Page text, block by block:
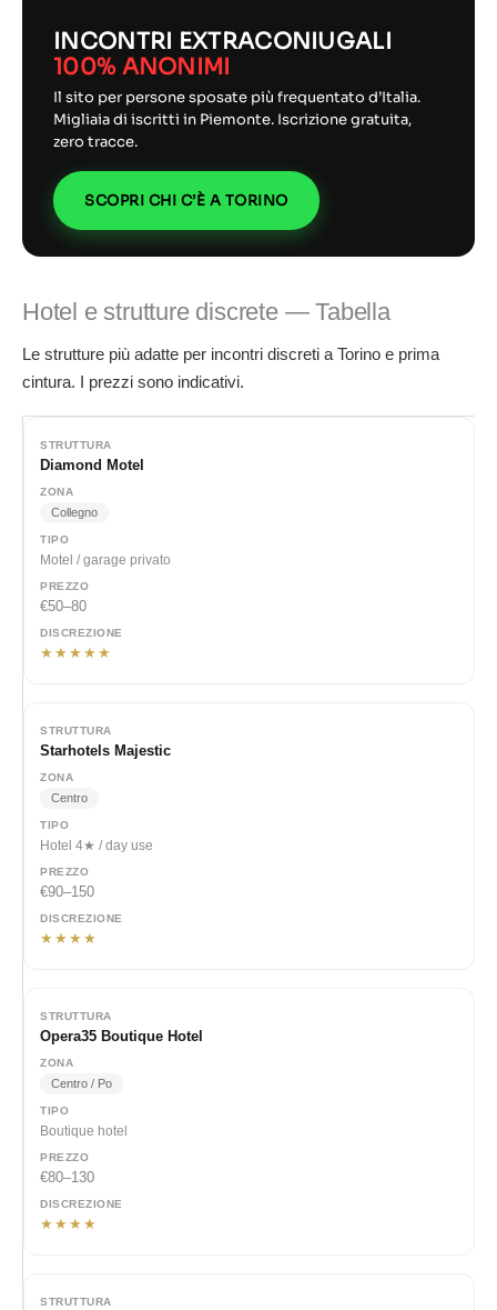
INCONTRI EXTRACONIUGALI
100% ANONIMI
Il sito per persone sposate più frequentato d’Italia.
Migliaia di iscritti in Piemonte. Iscrizione gratuita,
zero tracce.
SCOPRI CHI C’È A TORINO
Hotel e strutture discrete — Tabella
Le strutture più adatte per incontri discreti a Torino e prima
cintura. I prezzi sono indicativi.
Diamond Motel
Collegno
Motel / garage privato
€50–80
★★★★★
Starhotels Majestic
Centro
Hotel 4★ / day use
€90–150
★★★★
Opera35 Boutique Hotel
Centro / Po
Boutique hotel
€80–130
★★★★